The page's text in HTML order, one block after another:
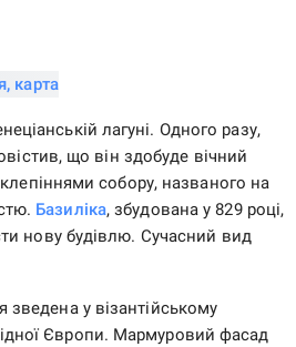
лагуні. Одного разу,
що він здобуде вічний
собору, названого на
Базиліка, збудована у 829 році,
нову будівлю. Сучасний вид
у візантійському
Європи. Мармуровий фасад